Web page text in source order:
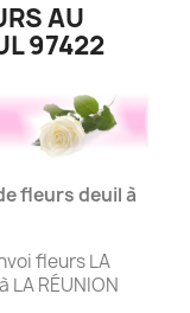
AU
97422
fleurs deuil à
fleurs LA
LA RÉUNION